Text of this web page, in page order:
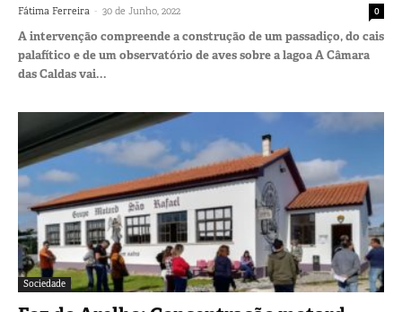
Fátima Ferreira - 30 de Junho, 2022 0
A intervenção compreende a construção de um passadiço, do cais
palafítico e de um observatório de aves sobre a lagoa A Câmara
das Caldas vai...
Sociedade